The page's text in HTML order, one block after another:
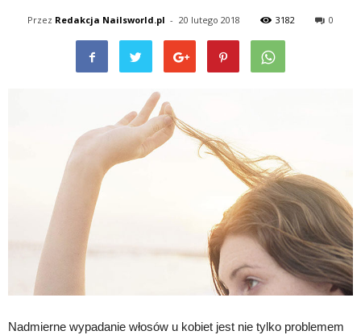
Przez Redakcja Nailsworld.pl - 20 lutego 2018 3182 0
Nadmierne wypadanie włosów u kobiet jest nie tylko problemem